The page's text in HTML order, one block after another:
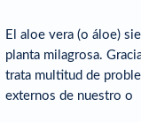
El aloe vera (o áloe)
planta milagrosa.
trata multitud de
externos de nuestro o